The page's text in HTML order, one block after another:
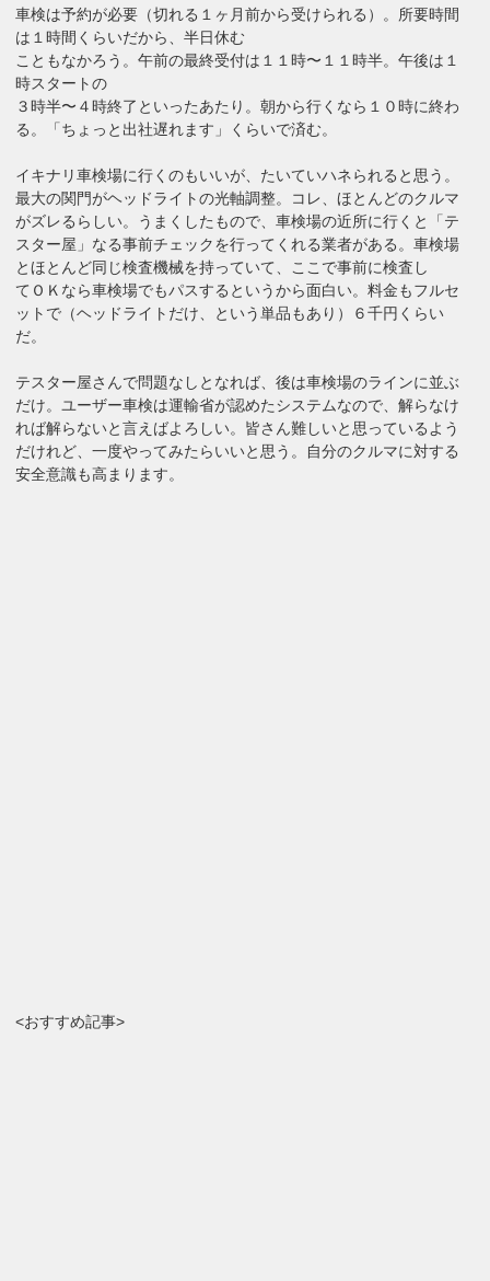
車検は予約が必要（切れる１ヶ月前から受けられる）。所要時間
は１時間くらいだから、半日休む
こともなかろう。午前の最終受付は１１時〜１１時半。午後は１
時スタートの
３時半〜４時終了といったあたり。朝から行くなら１０時に終わ
る。「ちょっと出社遅れます」くらいで済む。
イキナリ車検場に行くのもいいが、たいていハネられると思う。
最大の関門がヘッドライトの光軸調整。コレ、ほとんどのクルマ
がズレるらしい。うまくしたもので、車検場の近所に行くと「テ
スター屋」なる事前チェックを行ってくれる業者がある。車検場
とほとんど同じ検査機械を持っていて、ここで事前に検査し
てＯＫなら車検場でもパスするというから面白い。料金もフルセ
ットで（ヘッドライトだけ、という単品もあり）６千円くらい
だ。
テスター屋さんで問題なしとなれば、後は車検場のラインに並ぶ
だけ。ユーザー車検は運輸省が認めたシステムなので、解らなけ
れば解らないと言えばよろしい。皆さん難しいと思っているよう
だけれど、一度やってみたらいいと思う。自分のクルマに対する
安全意識も高まります。
<おすすめ記事>